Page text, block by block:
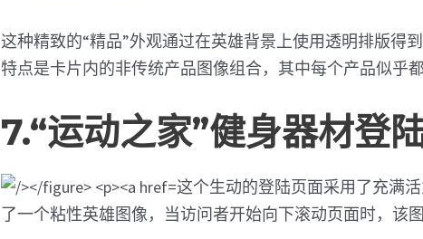
这种精致的“精品”外观通过在英雄背景上使用透明排版得
特点是卡片内的非传统产品图像组合，其中每个产品似乎
7.“运动之家”健身器材登
这个生动的登陆页面采用了充满
了一个粘性英雄图像，当访问者开始向下滚动页面时，该